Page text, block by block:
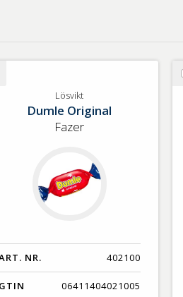
Lösvikt
Dumle Original
Fazer
NR. 402100
GTIN 06411404021005